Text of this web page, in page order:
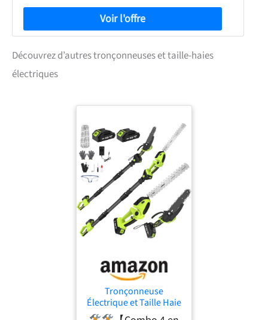
Découvrez d’autres tronçonneuses et taille-haies
électriques
Tronçonneuse
Électrique et Taille Haie
sans Fil avec Perche 4